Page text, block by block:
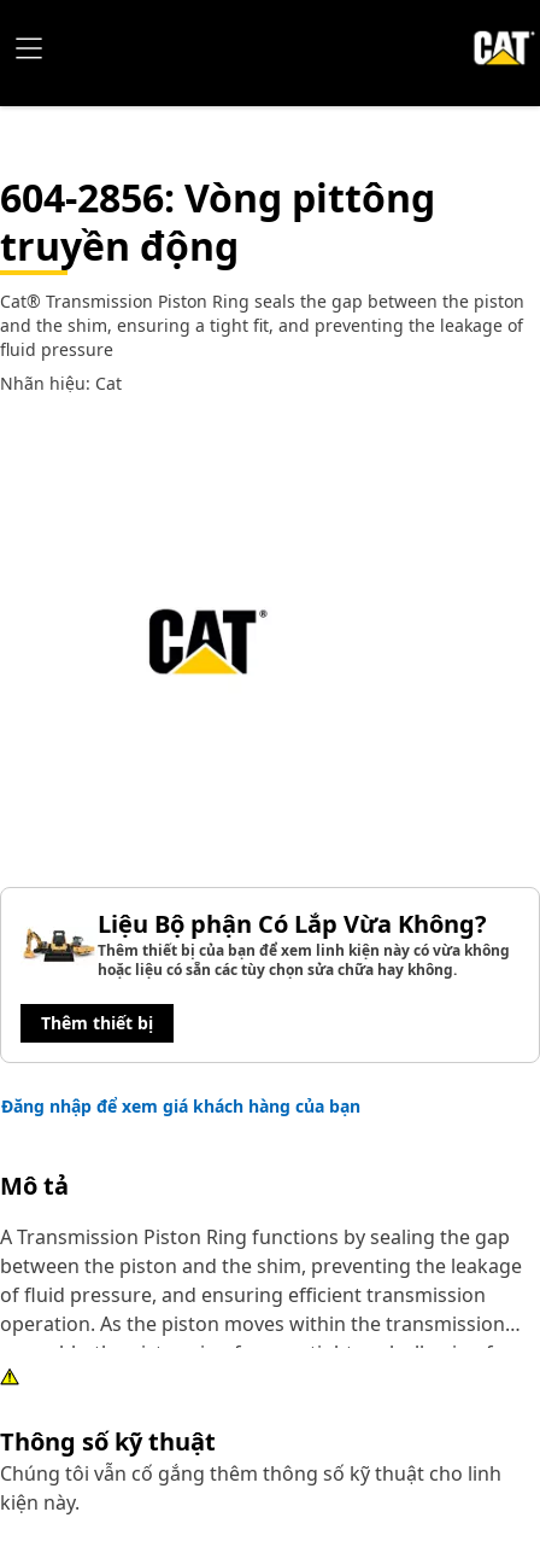
604-2856: Vòng pittông
truyền động
Cat® Transmission Piston Ring seals the gap between the piston
and the shim, ensuring a tight fit, and preventing the leakage of
fluid pressure
Nhãn hiệu: Cat
Liệu Bộ phận Có Lắp Vừa Không?
Thêm thiết bị của bạn để xem linh kiện này có vừa không
hoặc liệu có sẵn các tùy chọn sửa chữa hay không.
Thêm thiết bị
Đăng nhập để xem giá khách hàng của bạn
Mô tả
A Transmission Piston Ring functions by sealing the gap
between the piston and the shim, preventing the leakage
of fluid pressure, and ensuring efficient transmission
operation. As the piston moves within the transmission
assembly, the piston ring forms a tight seal, allowing for
smooth and consistent transmission of power between
longevity of the equipment's transmission system.
Attributes:
Thông số kỹ thuật
Chúng tôi vẫn cố gắng thêm thông số kỹ thuật cho linh
kiện này.